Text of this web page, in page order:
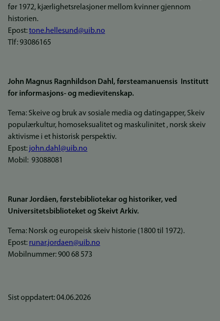
før 1972, kjærlighetsrelasjoner mellom kvinner gjennom
historien.
Epost:tone.hellesund@uib.no
Tlf: 93086165
John Magnus Ragnhildson Dahl, førsteamanuensis Institutt
for informasjons- og medievitenskap.
Tema: Skeive og bruk av sosiale media og datingapper, Skeiv
populærkultur, homoseksualitet og maskulinitet , norsk skeiv
aktivisme i et historisk perspektiv.
Epost: john.dahl@uib.no
Mobil: 93088081
Runar Jordåen, førstebibliotekar og historiker, ved
Universitetsbiblioteket og Skeivt Arkiv.
Tema: Norsk og europeisk skeiv historie (1800 til 1972).
Epost: runar.jordaen@uib.no
Mobilnummer: 900 68 573
Sist oppdatert: 04.06.2026